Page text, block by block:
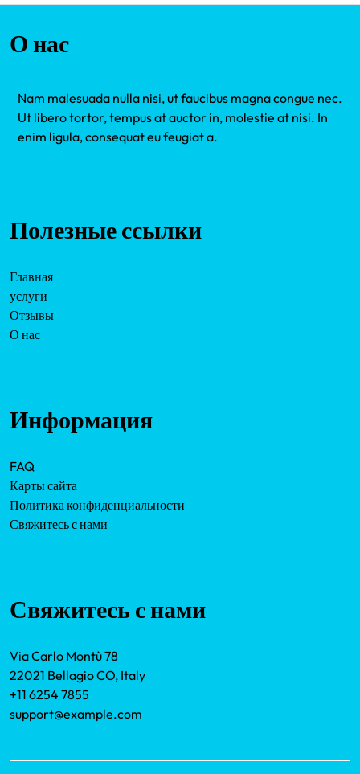
О нас
Nam malesuada nulla nisi, ut faucibus magna congue nec.
Ut libero tortor, tempus at auctor in, molestie at nisi. In
enim ligula, consequat eu feugiat a.
Полезные ссылки
Главная
услуги
Отзывы
О нас
Информация
FAQ
Карты сайта
Политика конфиденциальности
Свяжитесь с нами
Свяжитесь с нами
Via Carlo Montù 78
22021 Bellagio CO, Italy
+11 6254 7855
support@example.com